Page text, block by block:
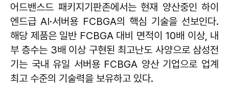
어드밴스드 패키지기판존에서는 현재 양산중인 하이
엔드급 AI·서버용 FCBGA의 핵심 기술을 선보인다.
해당 제품은 일반 FCBGA 대비 면적이 10배 이상, 내
부 층수는 3배 이상 구현된 최고난도 사양으로 삼성전
기는 국내 유일 서버용 FCBGA 양산 기업으로 업계
최고 수준의 기술력을 보유하고 있다.